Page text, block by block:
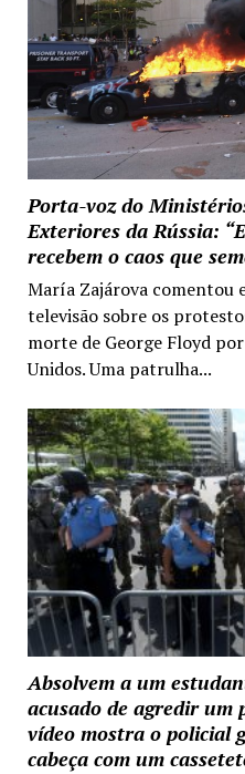
Porta-voz do
Exteriores da Rússia:
recebem o caos que
María Zajárova comentou
televisão sobre os
morte de George Floyd
Unidos. Uma patrulha...
Absolvem a um
acusado de agredir um
vídeo mostra o policial
cabeça com um